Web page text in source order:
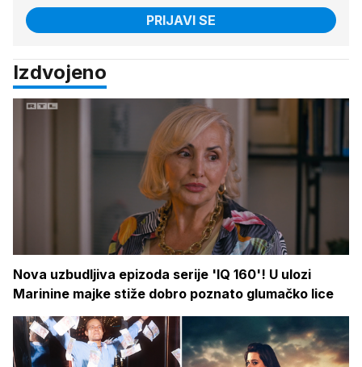
PRIJAVI SE
Izdvojeno
Nova uzbudljiva epizoda serije 'IQ 160'! U ulozi
Marinine majke stiže dobro poznato glumačko lice